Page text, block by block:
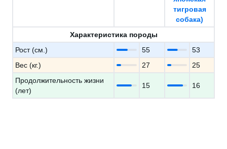
тигровая
собака)
Характеристика породы
Рост (см.)
55
53
Вес (кг.)
27
25
Продолжительность жизни
(лет)
15 16